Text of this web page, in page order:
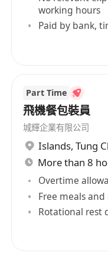
適合積極主動、細
： $55-$70/小時
working hours
Paid by bank,
Part Time
飛機餐包裝員
城輝企業有限公司
Islands, Tung
Overtime
Free meals
Rotational rest